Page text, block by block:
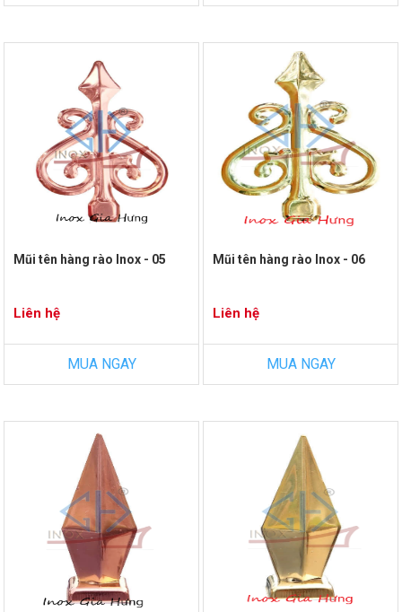
Mũi tên hàng rào Inox - 05
Liên hệ
MUA NGAY
Mũi tên hàng rào Inox - 06
Liên hệ
MUA NGAY